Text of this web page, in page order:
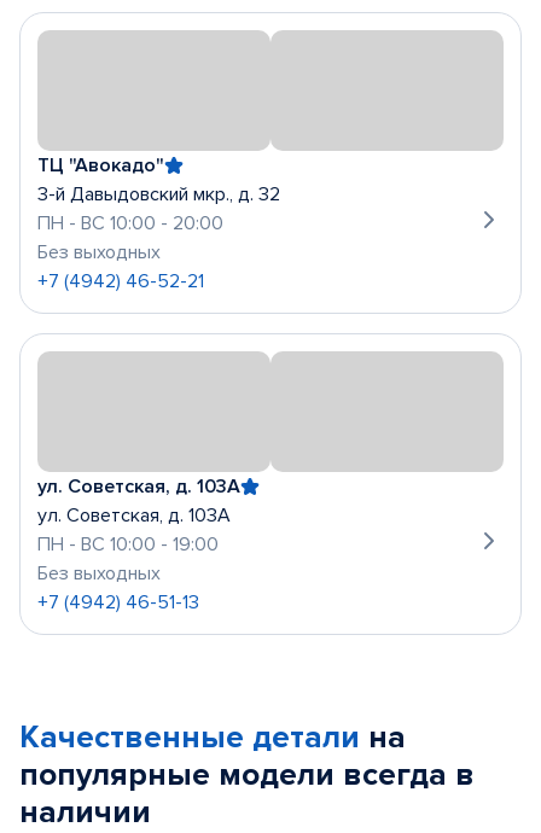
ТЦ "Авокадо"
3-й Давыдовский мкр., д. 32
ПН - ВС 10:00 - 20:00
Без выходных
+7 (4942) 46-52-21
ул. Советская, д. 103А
ул. Советская, д. 103А
ПН - ВС 10:00 - 19:00
Без выходных
+7 (4942) 46-51-13
Качественные детали на
популярные модели всегда в
наличии